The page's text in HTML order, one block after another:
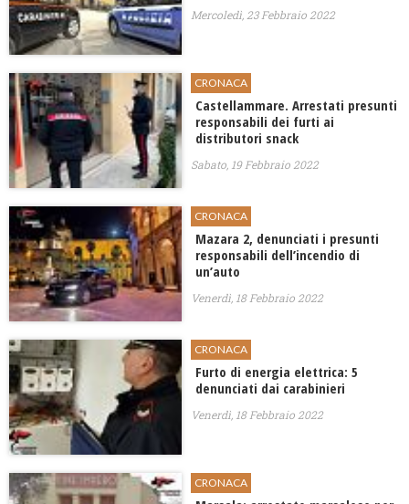
Mercoledì, 23 Febbraio 2022
CRONACA
Castellammare. Arrestati presunti
responsabili dei furti ai
distributori snack
Sabato, 19 Febbraio 2022
CRONACA
Mazara 2, denunciati i presunti
responsabili dell’incendio di
un’auto
Venerdì, 18 Febbraio 2022
CRONACA
Furto di energia elettrica: 5
denunciati dai carabinieri
Venerdì, 18 Febbraio 2022
CRONACA